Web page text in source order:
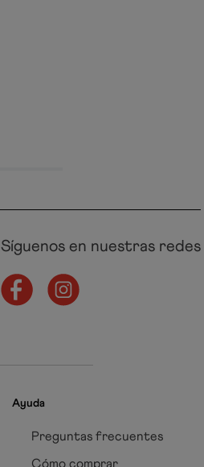
Síguenos en nuestras redes
Ayuda
Preguntas frecuentes
Cómo comprar